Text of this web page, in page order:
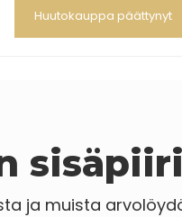
Huutokauppa päättynyt
ja muista